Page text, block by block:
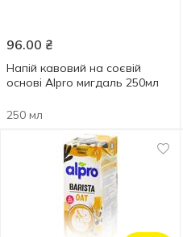
96.00 ₴
Напій кавовий на соєвій
основі Alpro мигдаль 250мл
250 мл